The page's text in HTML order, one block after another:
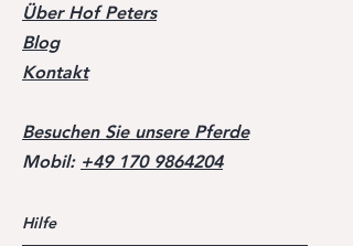
Über Hof Peters
Blog
Kontakt
Besuchen Sie unsere Pferde
Mobil: +49 170 9864204
Hilfe